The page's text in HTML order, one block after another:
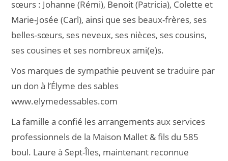
sœurs : Johanne (Rémi), Benoit (Patricia), Colette et
Marie-Josée (Carl), ainsi que ses beaux-frères, ses
belles-sœurs, ses neveux, ses nièces, ses cousins,
ses cousines et ses nombreux ami(e)s.
Vos marques de sympathie peuvent se traduire par
un don à l’Élyme des sables
www.elymedessables.com
La famille a confié les arrangements aux services
professionnels de la Maison Mallet & fils du 585
boul. Laure à Sept-Îles, maintenant reconnue